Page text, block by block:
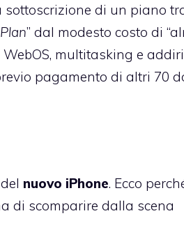
di un piano
” dal modesto costo di
multitasking e
pagamento di altri 70
nuovo iPhone. Ecco
di scomparire dalla scena